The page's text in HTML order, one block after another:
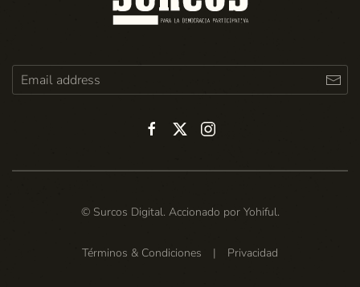
© Surcos Digital. Accionado por Yohiful.
Términos & Condiciones | Privacidad